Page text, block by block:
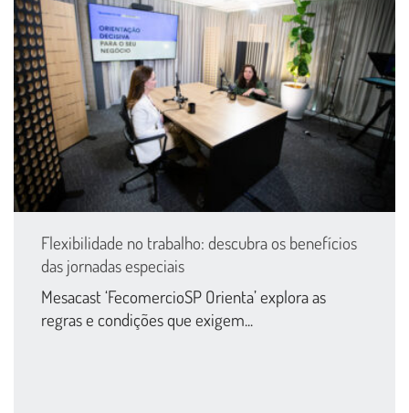
Flexibilidade no trabalho: descubra os benefícios
das jornadas especiais
Mesacast ‘FecomercioSP Orienta’ explora as
regras e condições que exigem...